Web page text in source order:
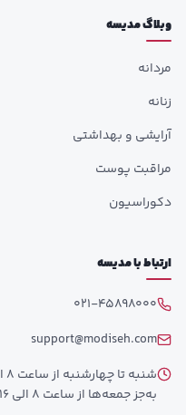
وبلاگ مدیسه
مردانه
زنانه
آرایشی و بهداشتی
مراقبت پوست
دکوراسیون
ارتباط با مدیسه
021-45898000
support@modiseh.com
به‌جز جمعه‌ها از ساعت 8 الی 16